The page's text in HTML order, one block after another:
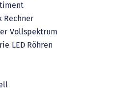
Rechner
Vollspektrum
LED Röhren